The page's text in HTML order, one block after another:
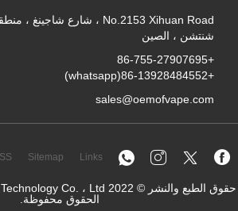
No.2153 Xihuan Road ، شارع شاجينغ ، منطقة بوان ،
Links
Sitemap
RSS
XML
سياسة
الخصوصية
حقوق الطبع والنشر © 2022 APLUS Precision Technology Co. ، Ltd. جميع
الحقوق محفوظة.